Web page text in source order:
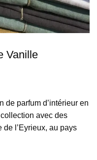
Vanille
de parfum d’intérieur en
avec des
l’Eyrieux, au pays